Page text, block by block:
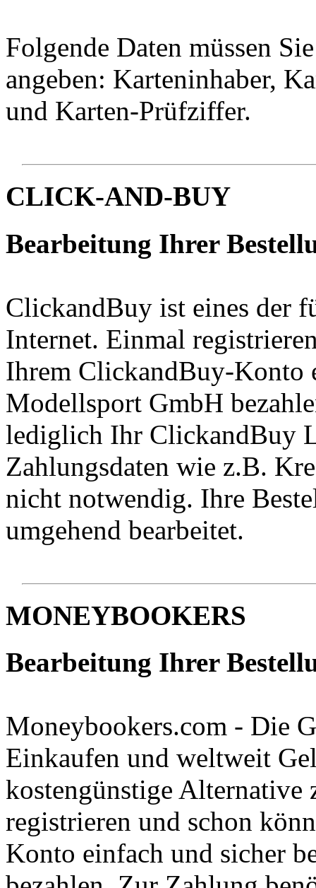
Folgende Daten müssen
angeben: Karteninhaber,
und Karten-Prüfziffer.
CLICK-AND-BUY
Bearbeitung Ihrer
ClickandBuy ist eines der
Internet. Einmal
Ihrem ClickandBuy-Konto
Modellsport GmbH
lediglich Ihr ClickandBuy
Zahlungsdaten wie z.B.
nicht notwendig. Ihre
umgehend bearbeitet.
MONEYBOOKERS
Bearbeitung Ihrer
Moneybookers.com - Die
Einkaufen und weltweit
kostengünstige
registrieren und schon
Konto einfach und sicher